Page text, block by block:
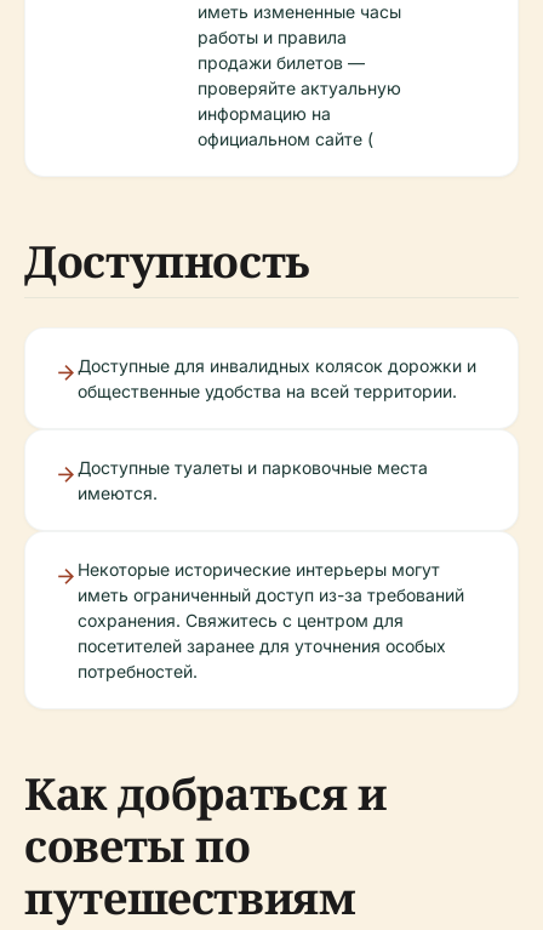
иметь измененные часы
работы и правила
продажи билетов —
проверяйте актуальную
информацию на
официальном сайте (
Доступность
Доступные для инвалидных колясок дорожки и
общественные удобства на всей территории.
Доступные туалеты и парковочные места
имеются.
Некоторые исторические интерьеры могут
иметь ограниченный доступ из-за требований
сохранения. Свяжитесь с центром для
посетителей заранее для уточнения особых
потребностей.
Как добраться и
советы по
путешествиям